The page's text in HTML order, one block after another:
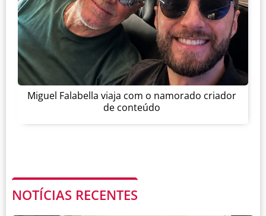
Miguel Falabella viaja com o namorado criador
de conteúdo
NOTÍCIAS RECENTES